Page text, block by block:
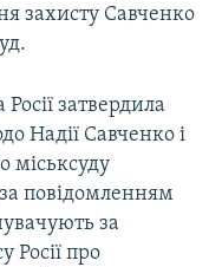
захисту Савченко
затвердила
Надії Савченко і
міськсуду
повідомленням
за
Росії про